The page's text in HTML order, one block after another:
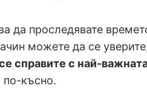
да проследявате
можете да се
справите с най-
по-късно.